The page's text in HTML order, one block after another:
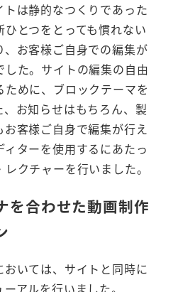
トは静的なつくりであった
とつをとっても慣れない
お客様ご自身での編集が
た。サイトの編集の自由
めに、ブロックテーマを
お知らせはもちろん、製
客様ご自身で編集が行え
ターを使用するにあたっ
クチャーを行いました。
を合わせた動画制作
いては、サイトと同時に